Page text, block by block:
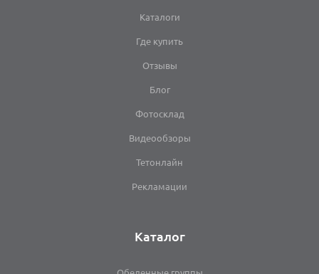
Каталоги
Где купить
Отзывы
Блог
Фотосклад
Видеообзоры
Тетонлайн
Рекламации
Каталог